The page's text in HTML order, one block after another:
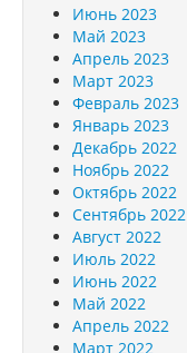
Июнь 2023
Май 2023
Апрель 2023
Март 2023
Февраль 2023
Январь 2023
Декабрь 2022
Ноябрь 2022
Октябрь 2022
Сентябрь 2022
Август 2022
Июль 2022
Июнь 2022
Май 2022
Апрель 2022
Март 2022